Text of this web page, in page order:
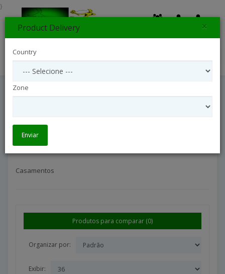
Casamentos
Casamentos
Produtos para comparar (0)
Organizar por:
Exibir:
}
Product Delivery ×
Country
Zone
Enviar